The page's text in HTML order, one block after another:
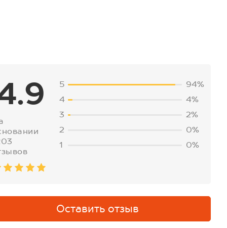
5
94%
4
4%
3
2%
2
0%
1
0%
Оставить отзыв